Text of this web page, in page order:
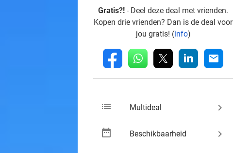
Gratis?! - Deel deze deal met vrienden.
Kopen drie vrienden? Dan is de deal voor
jou gratis! (info)
fb whatsapp linkedin mail
list Multideal keyboard_arrow_right
date_range Beschikbaarheid keyboard_arrow_right